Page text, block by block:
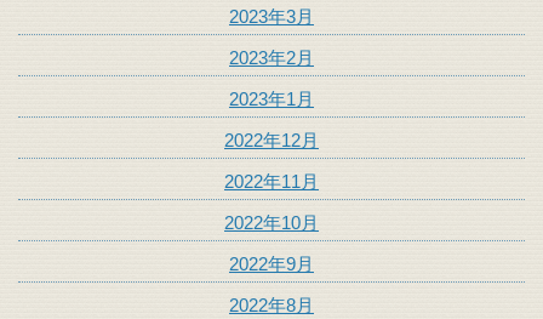
2023年3月
2023年2月
2023年1月
2022年12月
2022年11月
2022年10月
2022年9月
2022年8月